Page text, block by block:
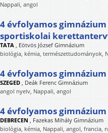
Nappali, angol
4 évfolyamos
sportiskolai
TATA , Eötvös József Gimnázium
biológia, kémia, természettudományok,
4 évfolyamos
SZEGED , Deák Ferenc Gimnázium
angol nyelv, Nappali, angol
4 évfolyamos
DEBRECEN , Fazekas Mihály Gimnázium
biológia, kémia, Nappali, angol, francia,